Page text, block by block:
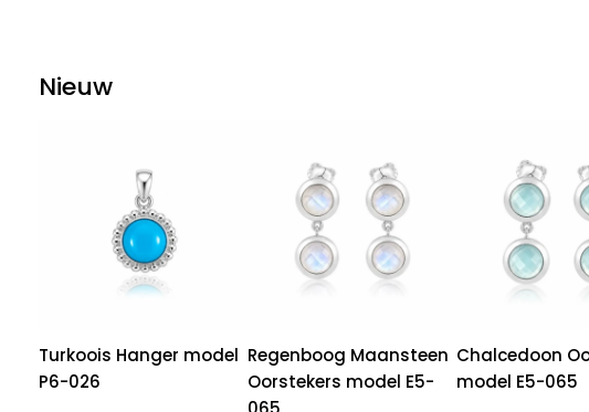
Nieuw
Turkoois Hanger model
P6-026
Regenboog Maansteen
Oorstekers model E5-
Chalcedoon
model E5-065